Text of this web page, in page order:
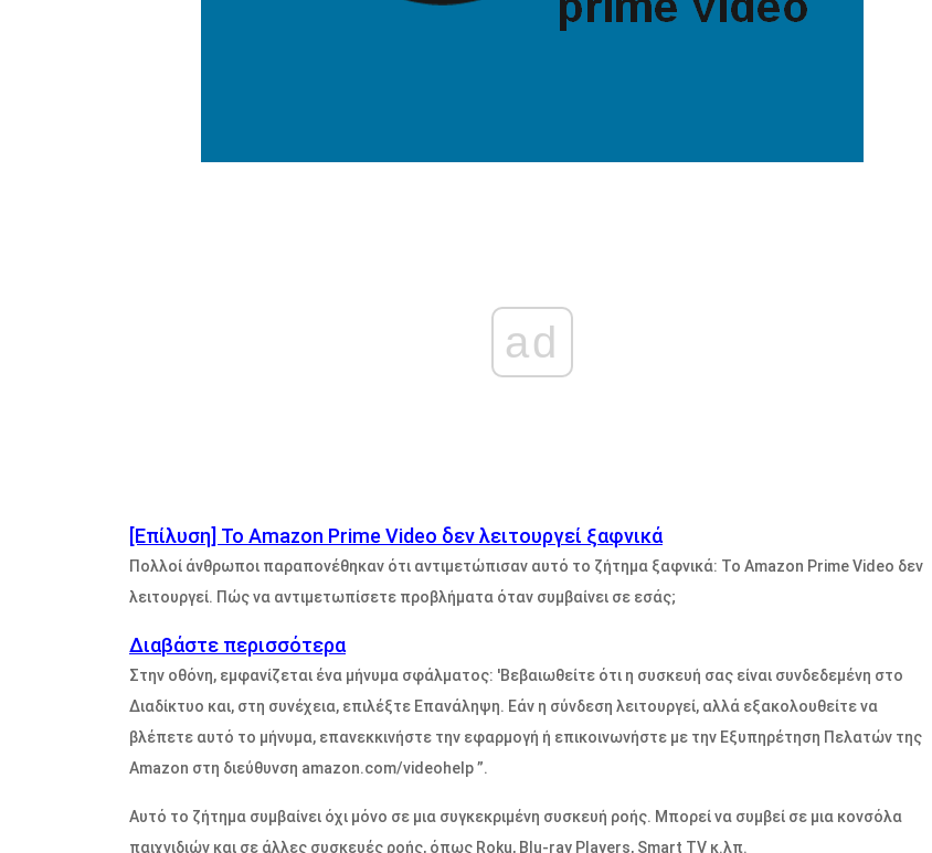
ad
[Επίλυση] Το Amazon Prime Video δεν λειτουργεί ξαφνικά
Πολλοί άνθρωποι παραπονέθηκαν ότι αντιμετώπισαν αυτό το ζήτημα ξαφνικά: Το Amazon Prime Video δεν
λειτουργεί. Πώς να αντιμετωπίσετε προβλήματα όταν συμβαίνει σε εσάς;
Διαβάστε περισσότερα
Στην οθόνη, εμφανίζεται ένα μήνυμα σφάλματος: 'Βεβαιωθείτε ότι η συσκευή σας είναι συνδεδεμένη στο
Διαδίκτυο και, στη συνέχεια, επιλέξτε Επανάληψη. Εάν η σύνδεση λειτουργεί, αλλά εξακολουθείτε να
βλέπετε αυτό το μήνυμα, επανεκκινήστε την εφαρμογή ή επικοινωνήστε με την Εξυπηρέτηση Πελατών της
Amazon στη διεύθυνση amazon.com/videohelp”.
Αυτό το ζήτημα συμβαίνει όχι μόνο σε μια συγκεκριμένη συσκευή ροής. Μπορεί να συμβεί σε μια κονσόλα
παιχνιδιών και σε άλλες συσκευές ροής, όπως Roku, Blu-ray Players, Smart TV κ.λπ.